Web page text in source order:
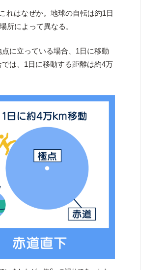
れはなぜか。地球の自転は約1日
所によって異なる。
に立っている場合、1日に移動
は、1日に移動する距離は約4万